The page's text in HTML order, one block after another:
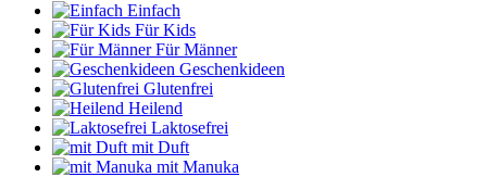
Einfach
Für Kids
Für Männer
Geschenkideen
Glutenfrei
Heilend
Laktosefrei
mit Duft
mit Manuka